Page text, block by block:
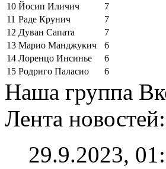
10 Йосип Иличич
7
11 Раде Крунич
7
12 Дуван Сапата
7
13 Марио Манджукич
6
14 Лоренцо Инсинье
6
15 Родриго Паласио 6
Наша группа
Лента новостей:
29.9.2023,